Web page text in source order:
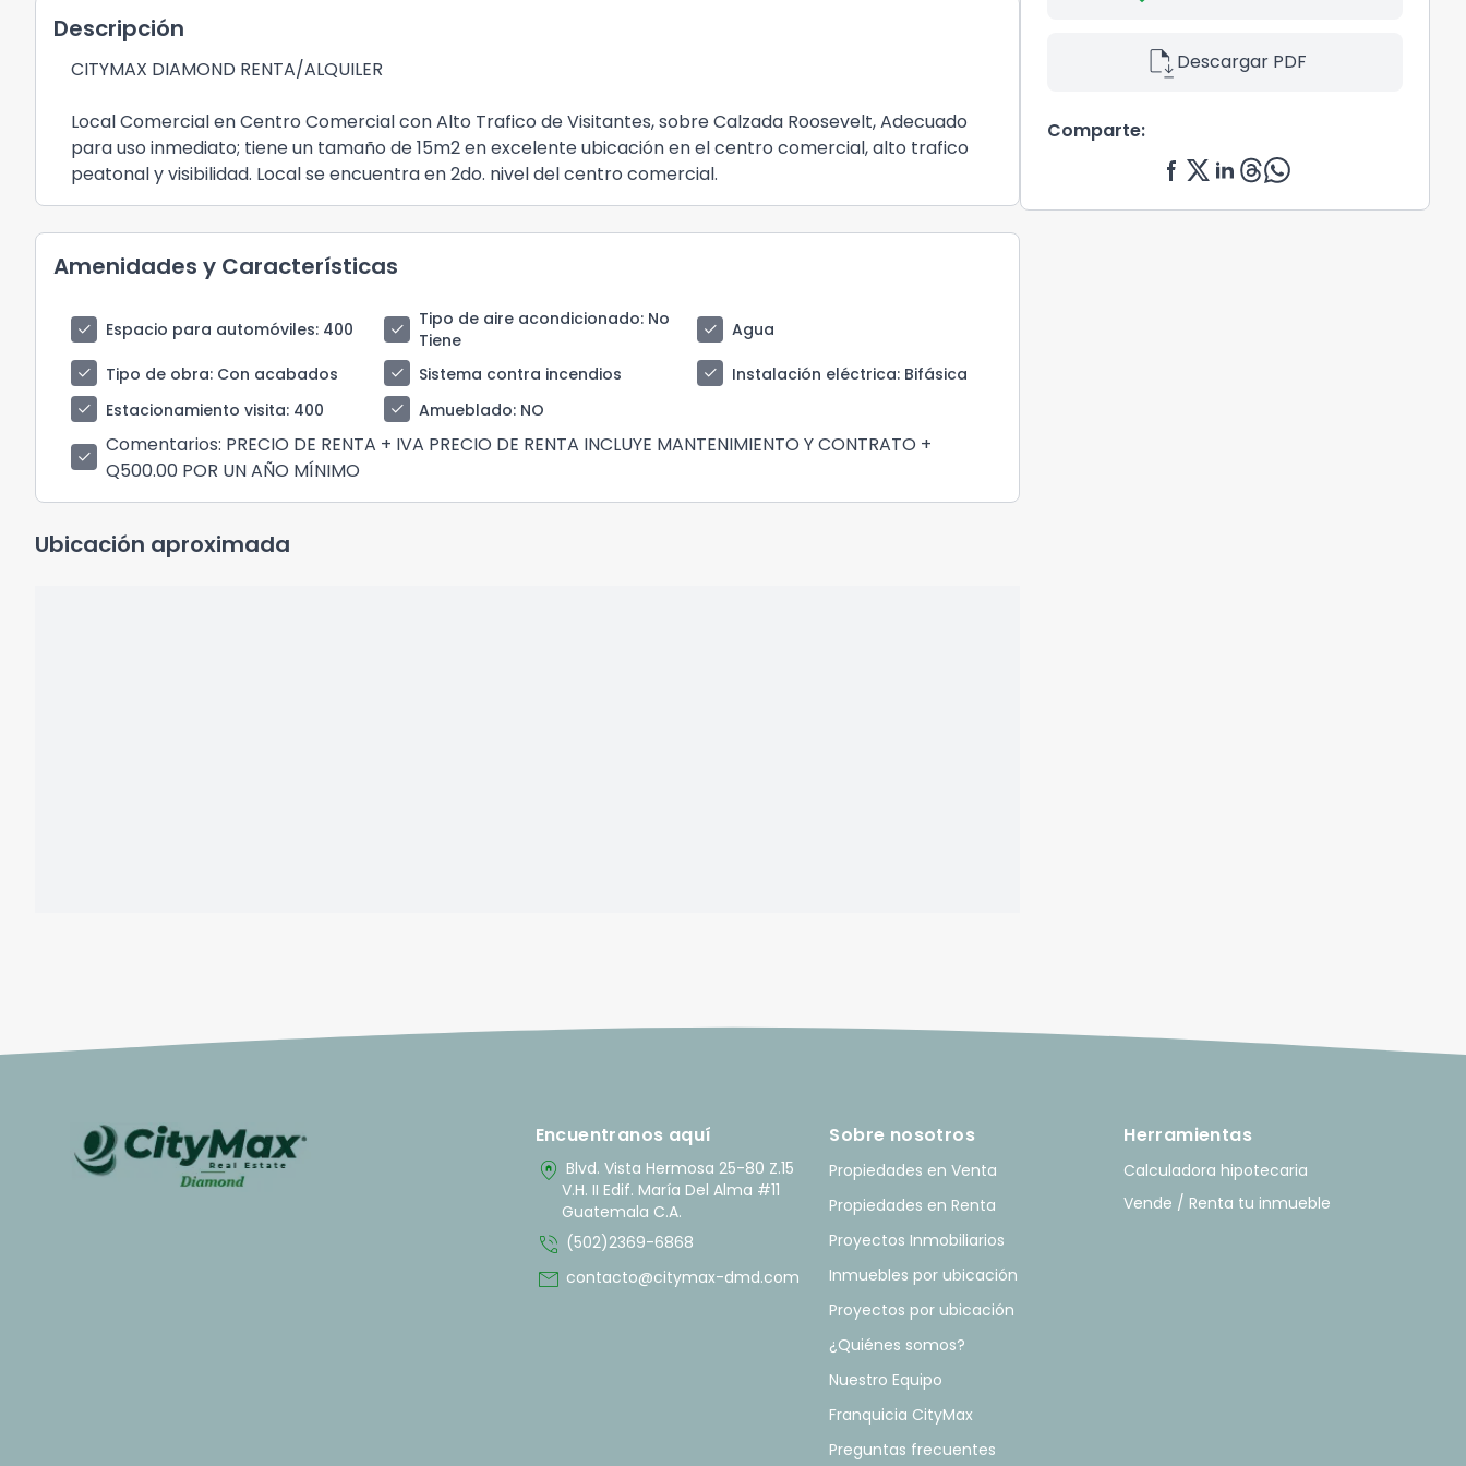
Descripción
CITYMAX DIAMOND RENTA/ALQUILER
Local Comercial en Centro Comercial con Alto Trafico de Visitantes, sobre Calzada Roosevelt, Adecuado
para uso inmediato; tiene un tamaño de 15m2 en excelente ubicación en el centro comercial, alto trafico
peatonal y visibilidad. Local se encuentra en 2do. nivel del centro comercial.
Amenidades y Características
check Espacio para automóviles: 400 check Tipo de aire acondicionado: No
Tiene
check
Agua
check
Tipo de obra: Con acabados check Sistema contra incendios check Instalación eléctrica: Bifásica
check
Estacionamiento visita: 400 check Amueblado: NO
check Comentarios: PRECIO DE RENTA + IVA PRECIO DE RENTA INCLUYE MANTENIMIENTO Y CONTRATO +
Q500.00 POR UN AÑO MÍNIMO
Ubicación aproximada
file_saveDescargar PDF
Comparte:
Encuentranos aquí
home_pin Blvd. Vista Hermosa 25-80 Z.15
V.H. II Edif. María Del Alma #11
Guatemala C.A.
phone_in_talk (502)2369-6868
mail contacto@citymax-dmd.com
Sobre nosotros
Propiedades en Venta
Propiedades en Renta
Proyectos Inmobiliarios
Inmuebles por ubicación
Proyectos por ubicación
¿Quiénes somos?
Nuestro Equipo
Franquicia CityMax
Preguntas frecuentes
Herramientas
Calculadora hipotecaria
Vende / Renta tu inmueble